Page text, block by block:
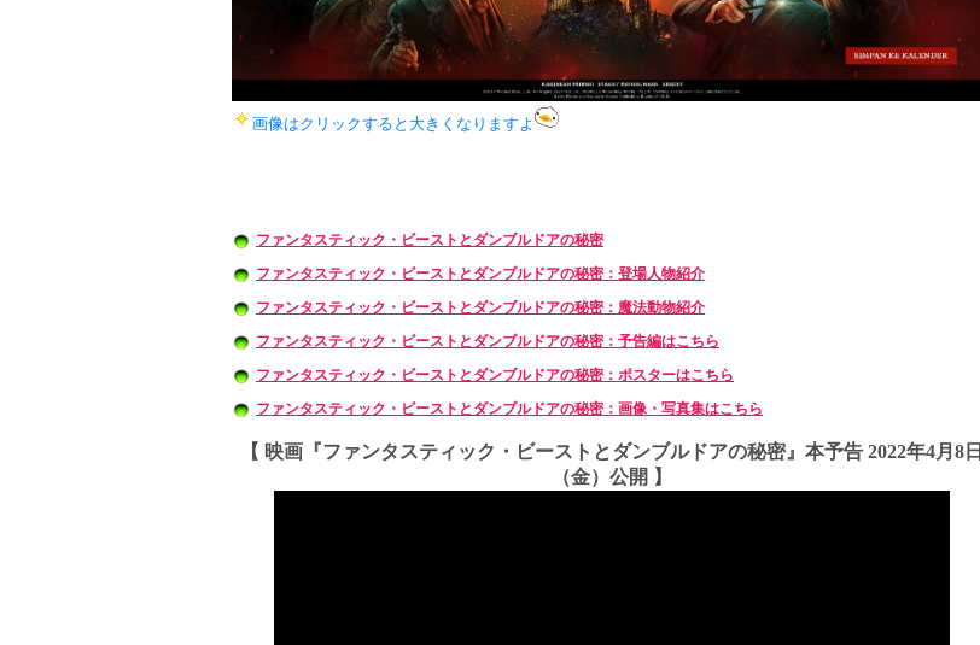
画像はクリックすると大きくなりますよ
ファンタスティック・ビーストとダンブルドアの秘密
ファンタスティック・ビーストとダンブルドアの秘密：登場人物紹介
ファンタスティック・ビーストとダンブルドアの秘密：魔法動物紹介
ファンタスティック・ビーストとダンブルドアの秘密：予告編はこちら
ファンタスティック・ビーストとダンブルドアの秘密：ポスターはこちら
ファンタスティック・ビーストとダンブルドアの秘密：画像・写真集はこちら
【 映画『ファンタスティック・ビーストとダンブルドアの秘密』本予告 2022年4月8日
（金）公開 】